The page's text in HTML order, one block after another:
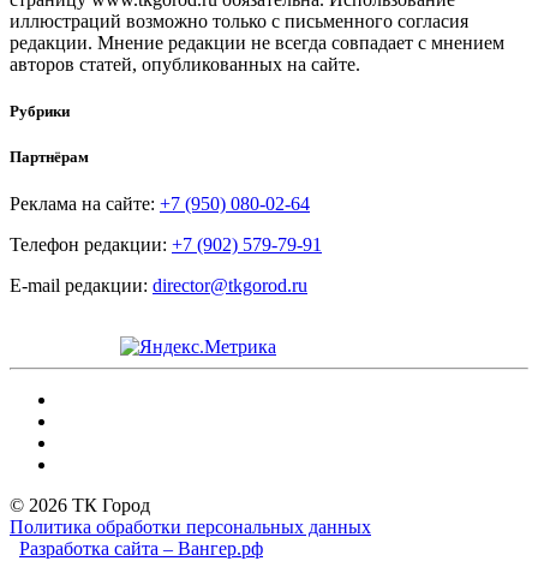
иллюстраций возможно только с письменного согласия
редакции. Мнение редакции не всегда совпадает с мнением
авторов статей, опубликованных на сайте.
Рубрики
Партнёрам
Реклама на сайте: +7 (950) 080-02-64
Телефон редакции: +7 (902) 579-79-91
E-mail редакции: director@tkgorod.ru
© 2026 ТК Город
Политика обработки персональных данных
Разработка сайта – Вангер.рф